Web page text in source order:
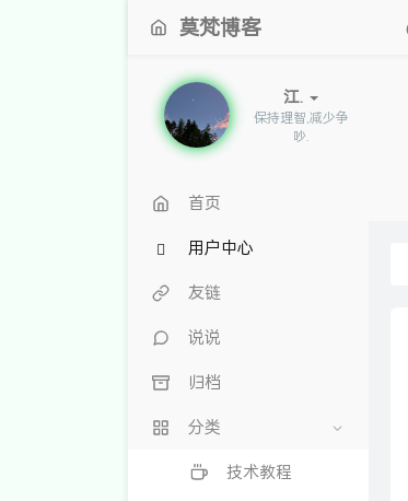
莫梵博客
江.
保持理智,减少争
吵.
首页
用户中心
友链
说说
归档
分类
技术教程